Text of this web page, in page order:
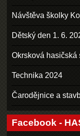
Návštěva školky
Dětský den 1. 6.
Okrsková hasičská
Technika 2024
Čarodějnice a
Facebook -